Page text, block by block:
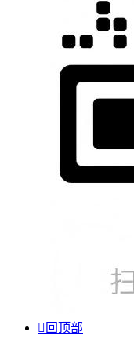
 回顶部